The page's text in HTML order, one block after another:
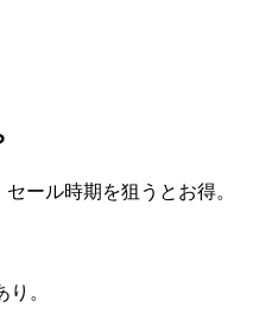
ール時期を狙うとお得。
。